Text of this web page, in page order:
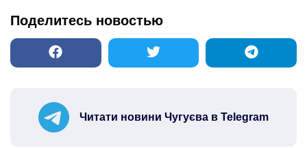
Поделитесь новостью
Читати новини Чугуєва в Telegram